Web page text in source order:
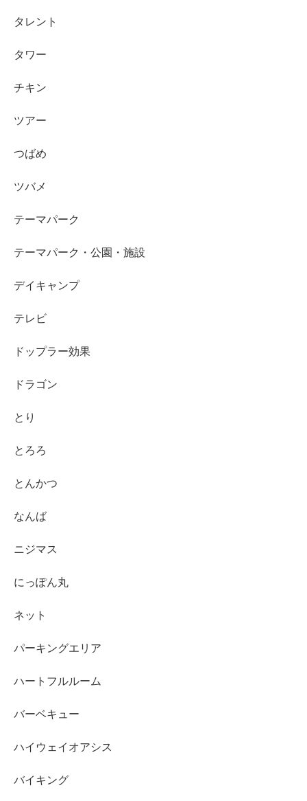
タレント
タワー
チキン
ツアー
つばめ
ツバメ
テーマパーク
テーマパーク・公園・施設
デイキャンプ
テレビ
ドップラー効果
ドラゴン
とり
とろろ
とんかつ
なんば
ニジマス
にっぽん丸
ネット
パーキングエリア
ハートフルルーム
バーベキュー
ハイウェイオアシス
バイキング